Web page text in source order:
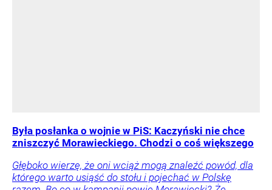
Była posłanka o wojnie w PiS: Kaczyński nie chce
zniszczyć Morawieckiego. Chodzi o coś większego
Głęboko wierzę, że oni wciąż mogą znaleźć powód, dla
którego warto usiąść do stołu i pojechać w Polskę